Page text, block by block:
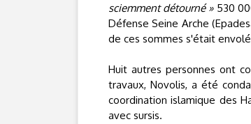
sciemment détourné »530
Défense Seine Arche
de ces sommes s'était
Huit autres personnes ont
travaux, Novolis, a été
coordination islamique des
avec sursis.